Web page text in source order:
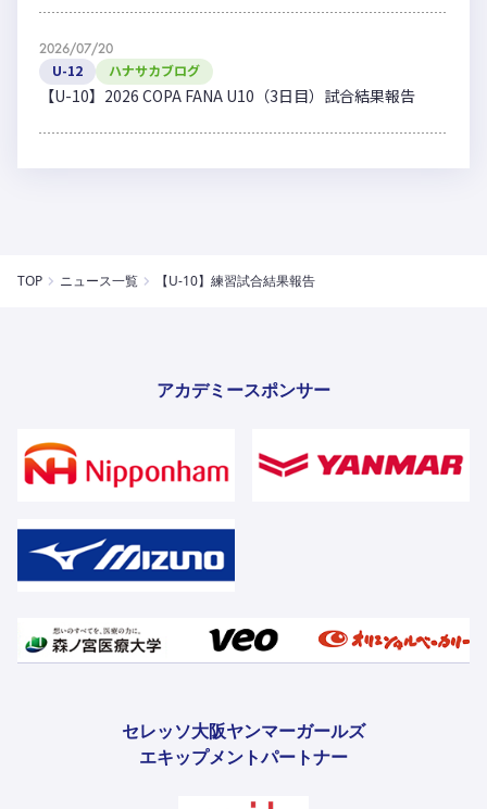
2026/07/20
U-12 ハナサカブログ
【U-10】2026 COPA FANA U10（3日目）試合結果報告
TOP ニュース一覧 【U-10】練習試合結果報告
アカデミースポンサー
セレッソ大阪ヤンマーガールズ
エキップメントパートナー